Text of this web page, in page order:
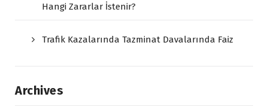
Hangi Zararlar İstenir?
Trafik Kazalarında Tazminat Davalarında Faiz
Archives